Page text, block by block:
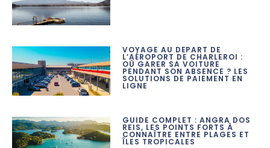
VOYAGE AU DÉPART DE
L’AÉROPORT DE CHARLEROI :
OÙ GARER SA VOITURE
PENDANT SON ABSENCE ? LES
SOLUTIONS DE PAIEMENT EN
LIGNE
GUIDE COMPLET : ANGRA DOS
REIS, LES POINTS FORTS À
CONNAÎTRE ENTRE PLAGES ET
ÎLES TROPICALES